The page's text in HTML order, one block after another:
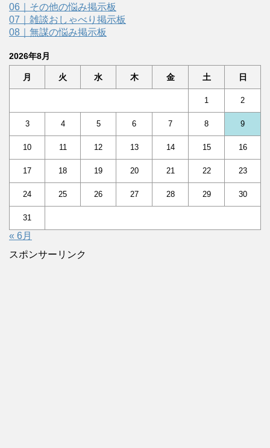
06｜その他の悩み掲示板
07｜雑談おしゃべり掲示板
08｜無謀の悩み掲示板
2026年8月
月 火 水 木 金 土 日
1 2
3 4 5 6 7 8 9
10 11 12 13 14 15 16
17 18 19 20 21 22 23
24 25 26 27 28 29 30
31
« 6月
スポンサーリンク